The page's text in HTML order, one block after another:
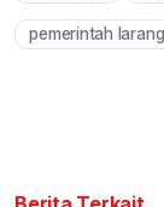
pemerintah